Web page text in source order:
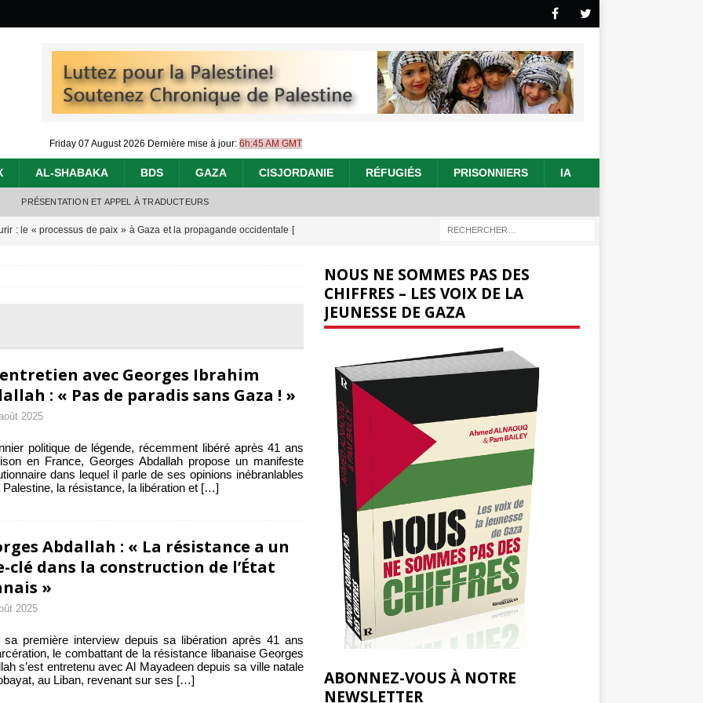
Friday 07 August 2026 Dernière mise à jour: 6h:45 AM GMT
AL-SHABAKA BDS GAZA CISJORDANIE RÉFUGIÉS PRISONNIERS IA
PRÉSENTATION ET APPEL À TRADUCTEURS
: le « processus de paix » à Gaza et la propagande occidentale [
: l’histoire de Gaza au-delà des chiffres
annonce un « accord de paix » à Gaza, les Israéliens multiplie les
bombardent des entrepôts de médicaments, aggravant ainsi la
dramatique
avec Georges Ibrahim
: « Pas de paradis sans Gaza ! »
2025
politique de légende, récemment libéré après 41 ans
en France, Georges Abdallah propose un manifeste
dans lequel il parle de ses opinions inébranlables
Palestine, la résistance, la libération et […]
Abdallah : « La résistance a un
clé dans la construction de l’État
»
2025
sa première interview depuis sa libération après 41 ans
le combattant de la résistance libanaise Georges
s’est entretenu avec Al Mayadeen depuis sa ville natale
au Liban, revenant sur ses […]
NOUS NE SOMMES PAS DES
CHIFFRES – LES VOIX DE LA
JEUNESSE DE GAZA
ABONNEZ-VOUS À NOTRE
NEWSLETTER